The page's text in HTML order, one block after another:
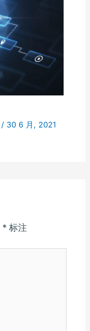
/ 30 6 月, 2021
* 标注